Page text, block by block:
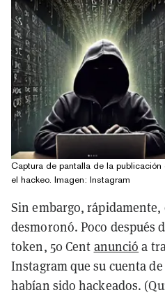
Captura de pantalla de la
el hackeo. Imagen: Instagram
Sin embargo, rápidamente,
desmoronó. Poco después
token, 50 Cent anunció a
Instagram que su cuenta
habían sido hackeados.